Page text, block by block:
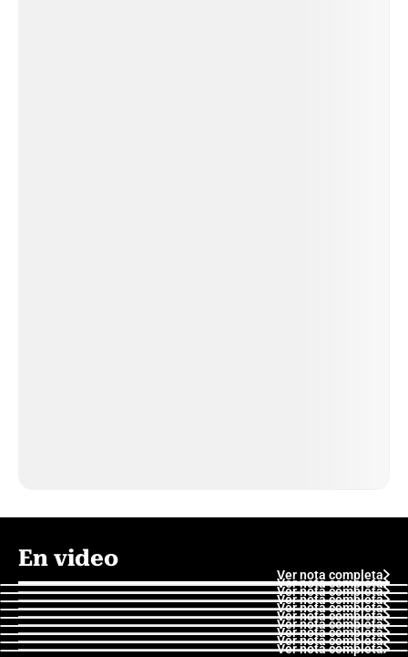
En video
Ver nota completa
Ver nota completa
Ver nota completa
Ver nota completa
Ver nota completa
Ver nota completa
Ver nota completa
Ver nota completa
Ver nota completa
Ver nota completa